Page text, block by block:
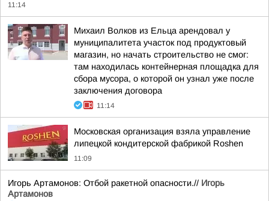
11:14
Михаил Волков из Ельца арендовал у
муниципалитета участок под продуктовый
магазин, но начать строительство не смог:
там находилась контейнерная площадка для
сбора мусора, о которой он узнал уже после
заключения договора
11:14
Московская организация взяла управление
липецкой кондитерской фабрикой Roshen
11:09
Игорь Артамонов: Отбой ракетной опасности.// Игорь
Артамонов